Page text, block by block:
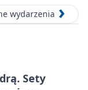
wydarzenia
Sety